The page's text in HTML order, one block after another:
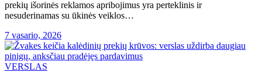
prekių išorinės reklamos apribojimus yra perteklinis ir
nesuderinamas su ūkinės veiklos…
7 vasario, 2026
VERSLAS